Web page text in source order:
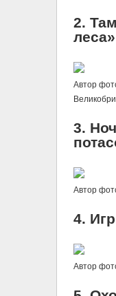
2.
леса»
Автор
3.
Автор
4.
Автор